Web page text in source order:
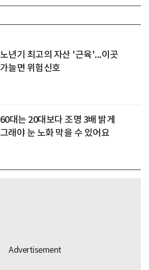
노년기 최고의 자산 '근육'...이곳
가늘면 위험신호
60대는 20대보다 조명 3배 밝게
그래야 눈 노화 막을 수 있어요